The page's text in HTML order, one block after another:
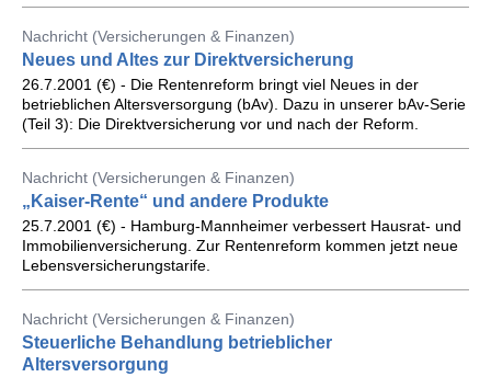
Nachricht (Versicherungen & Finanzen)
Neues und Altes zur Direktversicherung
26.7.2001 (€) - Die Rentenreform bringt viel Neues in der
betrieblichen Altersversorgung (bAv). Dazu in unserer bAv-Serie
(Teil 3): Die Direktversicherung vor und nach der Reform.
Nachricht (Versicherungen & Finanzen)
„Kaiser-Rente“ und andere Produkte
25.7.2001 (€) - Hamburg-Mannheimer verbessert Hausrat- und
Immobilienversicherung. Zur Rentenreform kommen jetzt neue
Lebensversicherungstarife.
Nachricht (Versicherungen & Finanzen)
Steuerliche Behandlung betrieblicher
Altersversorgung